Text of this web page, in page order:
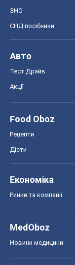
ЗНО
СНД посібники
Авто
Тест Драйв
Акції
Food Oboz
Рецепти
Дієти
Економіка
Ринки та компанії
MedOboz
Новини медицини